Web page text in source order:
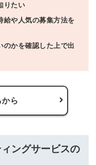
りたい
給や人気の募集方法を
のかを確認した上で出
ら
ングサービスの
！無料会員登録